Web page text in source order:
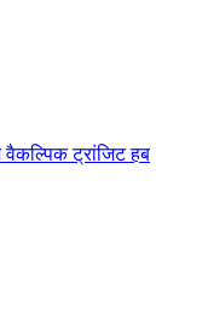
वैकल्पिक ट्रांजिट हब